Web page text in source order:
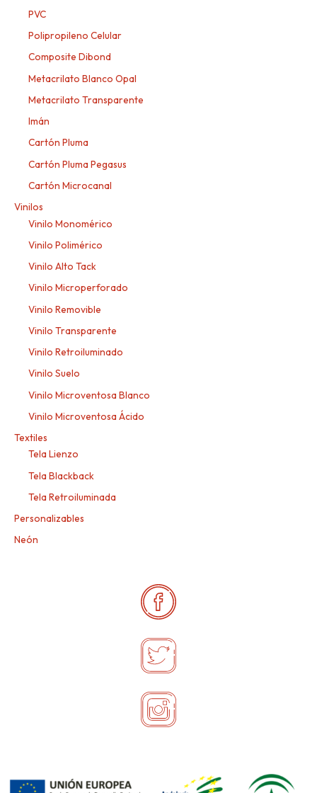
PVC
Polipropileno Celular
Composite Dibond
Metacrilato Blanco Opal
Metacrilato Transparente
Imán
Cartón Pluma
Cartón Pluma Pegasus
Cartón Microcanal
Vinilos
Vinilo Monomérico
Vinilo Polimérico
Vinilo Alto Tack
Vinilo Microperforado
Vinilo Removible
Vinilo Transparente
Vinilo Retroiluminado
Vinilo Suelo
Vinilo Microventosa Blanco
Vinilo Microventosa Ácido
Textiles
Tela Lienzo
Tela Blackback
Tela Retroiluminada
Personalizables
Neón